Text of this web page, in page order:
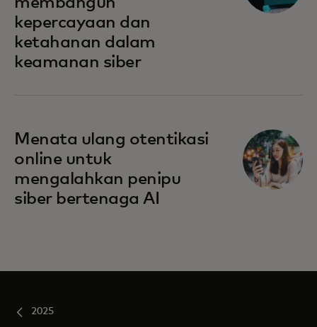
kepercayaan dan
ketahanan dalam
keamanan siber
Menata ulang otentikasi
online untuk
mengalahkan penipu
siber bertenaga AI
2025